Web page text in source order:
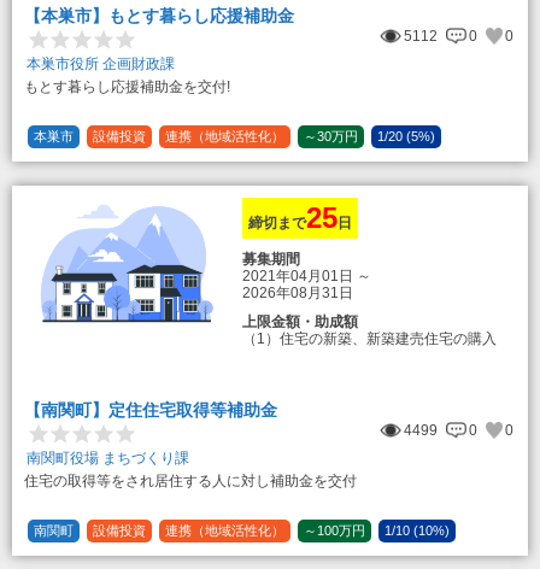
【本巣市】もとす暮らし応援補助金
5112 0
0
本巣市役所 企画財政課
もとす暮らし応援補助金を交付!
本巣市 設備投資 連携（地域活性化） ～30万円 1/20 (5%)
締切まで25 日
募集期間
2021年04月01日 ～
2026年08月31日
上限金額・助成額
（1）住宅の新築、新築建売住宅の購入
（2）中古住宅の購入 25万円
登録事業者利用の場合25万円加算（25
（3）住宅リフォーム 経費の20％の額
登録事業者利用の場合、経費の10%の
額を加算（限度額25万円） （最大で50万
円＋25万円加算＝75万円）
【南関町】定住住宅取得等補助金
4499 0
0
南関町役場 まちづくり課
住宅の取得等をされ居住する人に対し補助金を交付
南関町 設備投資 連携（地域活性化） ～100万円
1/10 (10%)
1/5 (20%)
定額